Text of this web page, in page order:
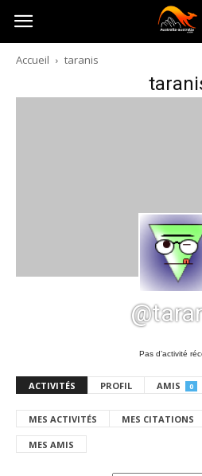
Australia-
australie.com
Accueil taranis
Pas d’activité
ACTIVITÉS PROFIL AMIS 0
MES ACTIVITÉS MES CITATIONS
MES AMIS